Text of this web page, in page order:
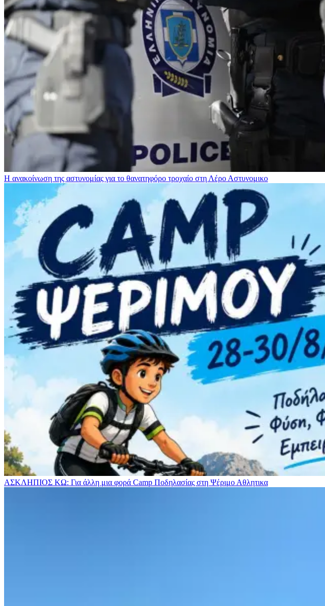
Η ανακοίνωση της αστυνομίας για το θανατηφόρο τροχαίο στη Λέρο Αστυνομικο
ΑΣΚΛΗΠΙΟΣ ΚΩ: Για άλλη μια φορά Camp Ποδηλασίας στη Ψέριμο Αθλητικα